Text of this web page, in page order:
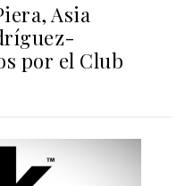
Asia
por el Club